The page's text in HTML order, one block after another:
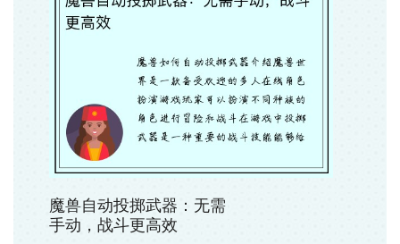
魔兽自动投掷武器：无需
手动，战斗更高效